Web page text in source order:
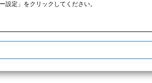
設定」をクリックしてください。​